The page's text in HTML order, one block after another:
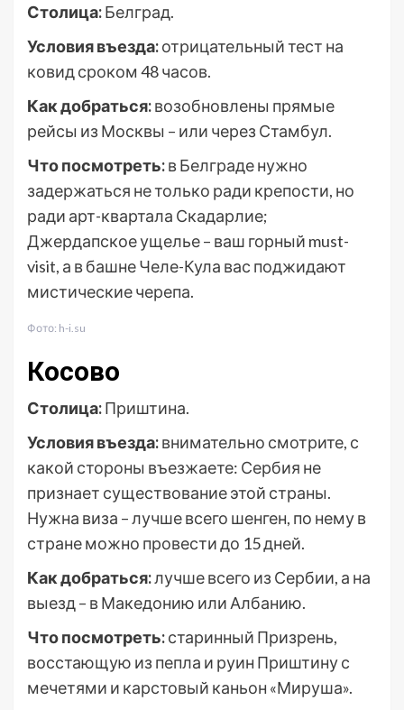
Столица:Белград.
Условия въезда:отрицательный тест на
ковид сроком 48 часов.
Как добраться:возобновлены прямые
рейсы из Москвы – или через Стамбул.
Что посмотреть:в Белграде нужно
задержаться не только ради крепости, но
ради арт-квартала Скадарлие;
Джердапское ущелье – ваш горный must-
visit, а в башне Челе-Кула вас поджидают
мистические черепа.
Фото: h-i.su
Косово
Столица:Приштина.
Условия въезда:внимательно смотрите, с
какой стороны въезжаете: Сербия не
признает существование этой страны.
Нужна виза – лучше всего шенген, по нему в
стране можно провести до 15 дней.
Как добраться:лучше всего из Сербии, а на
выезд – в Македонию или Албанию.
Что посмотреть:старинный Призрень,
восстающую из пепла и руин Приштину с
мечетями и карстовый каньон «Мируша».